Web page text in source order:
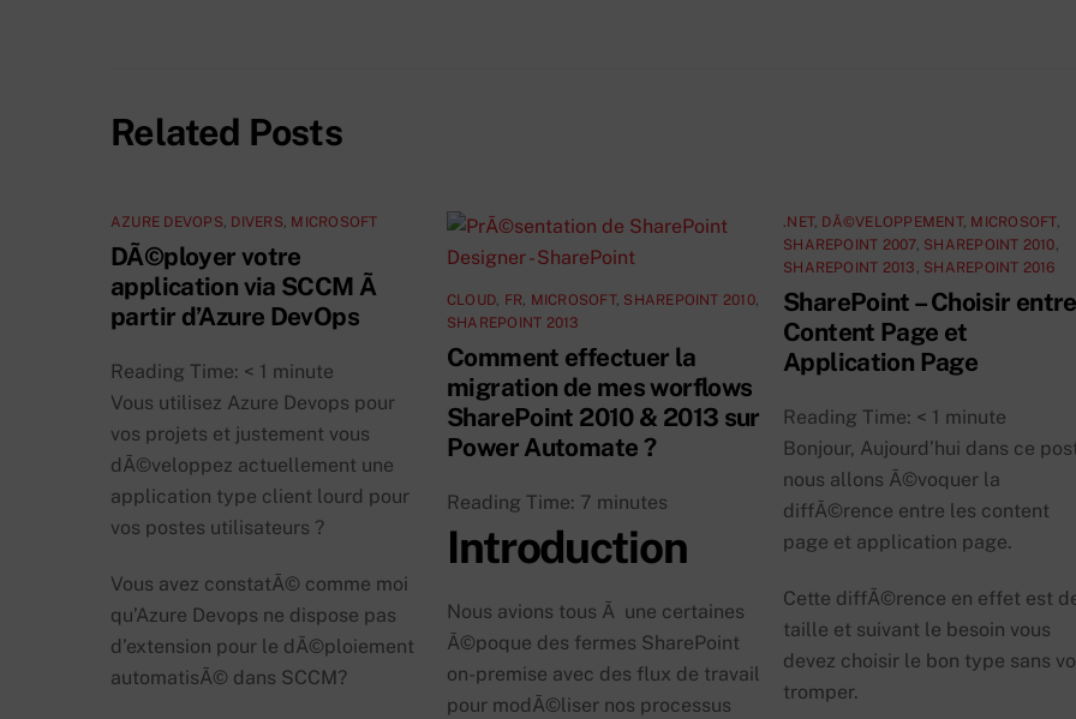
Related Posts
AZURE DEVOPS, DIVERS, MICROSOFT
DÃ©ployer votre
application via SCCM Ã
partir d’Azure DevOps
Reading Time: < 1 minute
Vous utilisez Azure Devops pour
vos projets et justement vous
dÃ©veloppez actuellement une
application type client lourd pour
vos postes utilisateurs ?
Vous avez constatÃ© comme moi
qu’Azure Devops ne dispose pas
d’extension pour le dÃ©ploiement
automatisÃ© dans SCCM?
CLOUD, FR, MICROSOFT, SHAREPOINT 2010,
SHAREPOINT 2013
Comment effectuer la
migration de mes worflows
SharePoint 2010 & 2013 sur
Power Automate ?
Reading Time: 7 minutes
Introduction
Nous avions tous Ã une certaines
Ã©poque des fermes SharePoint
on-premise avec des flux de travail
pour modÃ©liser nos processus
.NET, DÃ©VELOPPEMENT, MICROSOFT,
SHAREPOINT 2007, SHAREPOINT 2010,
SHAREPOINT 2013 , SHAREPOINT 2016
SharePoint – Choisir entre
Content Page et
Application Page
Reading Time: < 1 minute
Bonjour, Aujourd’hui dans ce
nous allons Ã©voquer la
diffÃ©rence entre les content
page et application page.
Cette diffÃ©rence en effet est
taille et suivant le besoin vous
devez choisir le bon type sans
tromper.